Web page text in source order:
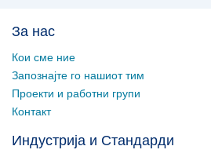
За нас
Кои сме ние
Запознајте го нашиот тим
Проекти и работни групи
Контакт
Индустрија и Стандарди